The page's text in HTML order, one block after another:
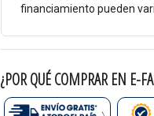
financiamiento pueden
¿POR QUÉ COMPRAR EN E-